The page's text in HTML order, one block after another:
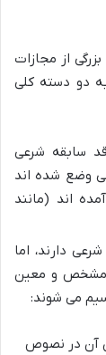
از مجازات
دو دسته کلی
سابقه شرعی
وضع شده اند
اند (مانند
دارند، اما
مشخص و معین
می شوند:
آن در نصوص